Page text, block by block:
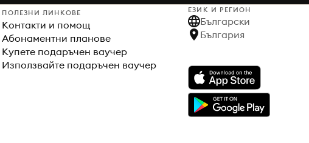
ПОЛЕЗНИ ЛИНКОВЕ
Контакти и помощ
Абонаментни планове
Купете подаръчен ваучер
Използвайте подаръчен ваучер
ЕЗИК И РЕГИОН
Български
България